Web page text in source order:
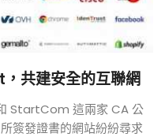
共建安全的互聯網
StartCom 這兩家 CA 公
簽發證書的網站紛紛尋求